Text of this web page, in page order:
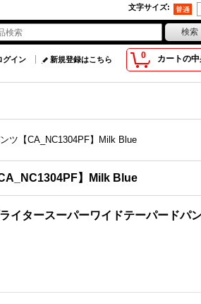
文字サイズ:
0 カートの
グイン 新規登録はこちら
ツ【CA_NC1304PF】Milk Blue
】Milk Blue
タースーパーワイドテーパードパ